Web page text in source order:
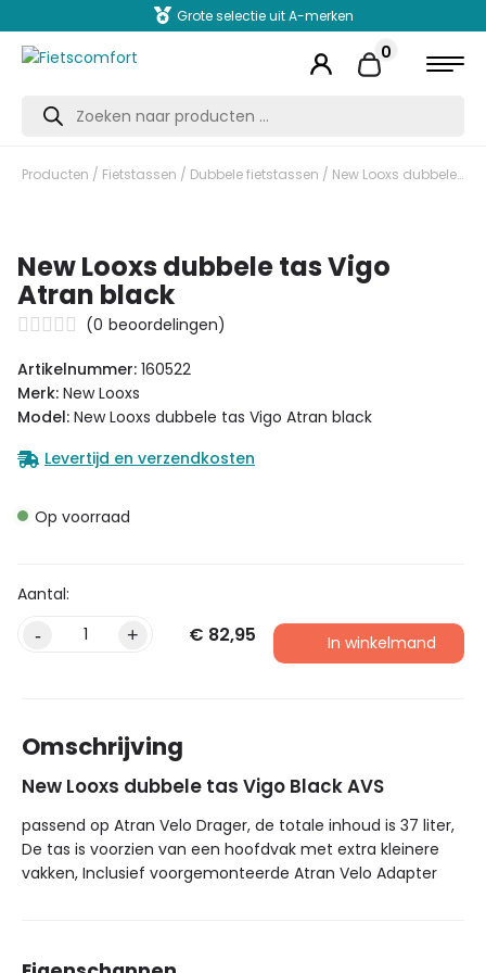
Grote selectie uit A-merken
0
Producten
zoeken
Producten / Fietstassen / Dubbele fietstassen / New Looxs dubbele tas Vigo Atran black
New Looxs dubbele tas Vigo
Atran black
(0 beoordelingen)
Artikelnummer: 160522
Merk: New Looxs
Model: New Looxs dubbele tas Vigo Atran black
Levertijd en verzendkosten
Op voorraad
- + € 82,95 In winkelmand
Alternative:
Omschrijving
New Looxs dubbele tas Vigo Black AVS
passend op Atran Velo Drager, de totale inhoud is 37 liter,
De tas is voorzien van een hoofdvak met extra kleinere
vakken, Inclusief voorgemonteerde Atran Velo Adapter